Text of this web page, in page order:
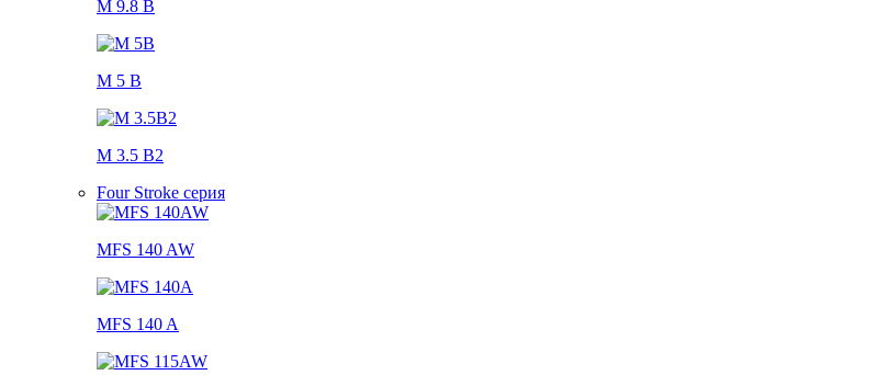
M 9.8 B
M 5 B
M 3.5 B2
Four Stroke серия
MFS 140 AW
MFS 140 A